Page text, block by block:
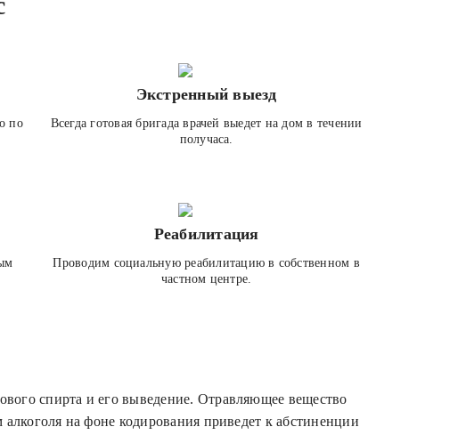
по
Экстренный выезд
Всегда готовая бригада врачей выедет на дом в течении
получаса.
Реабилитация
Проводим социальную реабилитацию в собственном в
частном центре.
спирта и его выведение. Отравляющее вещество
на фоне кодирования приведет к абстиненции